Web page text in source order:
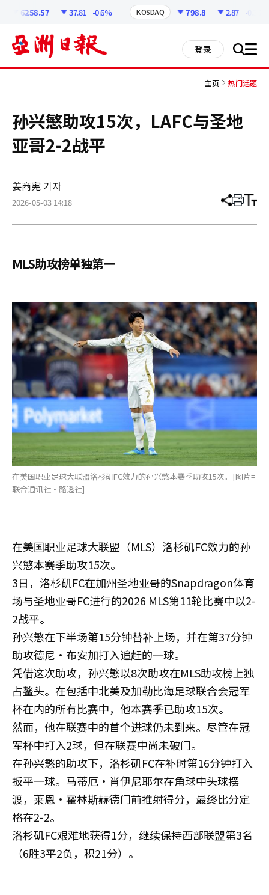
6258.57 37.81 -0.6% KOSDAQ 798.8 2.87 -0.36%
登录 搜 all
主页 热门话题
孙兴慜助攻15次，LAFC与圣地
亚哥2-2战平
姜商宪 기자
2026-05-03 14:18 分
章
打 调
小
MLS助攻榜单独第一
在美国职业足球大联盟洛杉矶FC效力的孙兴慜本赛季助攻15次。[图片=
联合通讯社·路透社]
在美国职业足球大联盟（MLS）洛杉矶FC效力的孙
兴慜本赛季助攻15次。
3日，洛杉矶FC在加州圣地亚哥的Snapdragon体育
场与圣地亚哥FC进行的2026 MLS第11轮比赛中以2-
2战平。
孙兴慜在下半场第15分钟替补上场，并在第37分钟
助攻德尼·布安加打入追赶的一球。
凭借这次助攻，孙兴慜以8次助攻在MLS助攻榜上独
占鳌头。在包括中北美及加勒比海足球联合会冠军
杯在内的所有比赛中，他本赛季已助攻15次。
然而，他在联赛中的首个进球仍未到来。尽管在冠
军杯中打入2球，但在联赛中尚未破门。
在孙兴慜的助攻下，洛杉矶FC在补时第16分钟打入
扳平一球。马蒂厄·肖伊尼耶尔在角球中头球摆
渡，莱恩·霍林斯赫德门前推射得分，最终比分定
格在2-2。
洛杉矶FC艰难地获得1分，继续保持西部联盟第3名
（6胜3平2负，积21分）。